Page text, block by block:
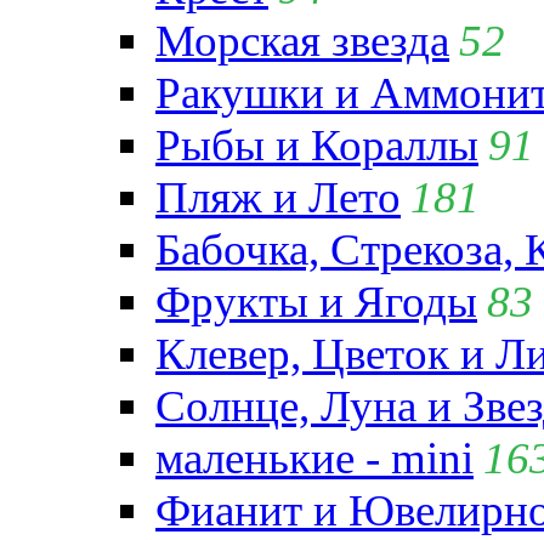
Морская звезда 52
Ракушки и
Рыбы и Кораллы 91
Пляж и Лето 181
Бабочка,
Фрукты и Ягоды 83
Клевер, Цветок и
Солнце, Луна и
маленькие - mini
Фианит и